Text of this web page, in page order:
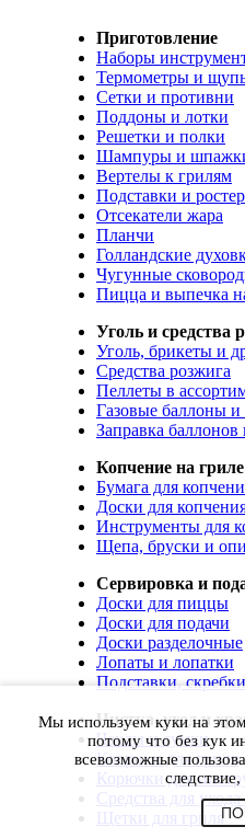
Приготовление
Наборы
Термометры и
Сетки и противни
Поддоны и лотки
Решетки и полки
Шампуры и
Вертелы к грилям
Подставки и
Отсекатели жара
Планчи
Голландские
Чугунные
Пицца и выпечка
Уголь и средства
Уголь, брикеты и
Средства розжига
Пеллеты в
Газовые баллоны
Заправка баллонов
Копчение на гриле
Бумага для
Доски для
Инструменты для
Щепа, бруски и
Сервировка и
Доски для пиццы
Доски для подачи
Доски разделочные
Лопаты и лопатки
Подставки,
Чистка, уход и
Чехлы и сумки
Коврики для гриля
Корючки для
Средства для
Щетки для гриля
Мы используем куки на
потому что без кук
всевозможные